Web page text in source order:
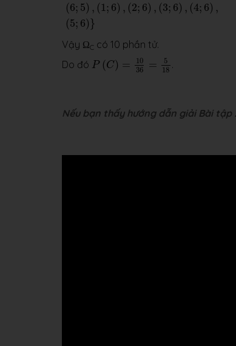
(6; 5) , (1; 6) , (2; 6) , (3; 6) , (4; 6) ,
(5; 6) }
Vậy ΩC có 10 phần tử.
Do đó P (C) =
10
36
=
5
18
P( C)= 36=
.
Nếu bạn thấy hướng dẫn giải Bài tập